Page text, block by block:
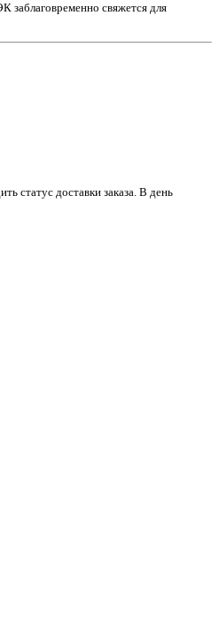
заблаговременно свяжется для
статус доставки заказа. В день